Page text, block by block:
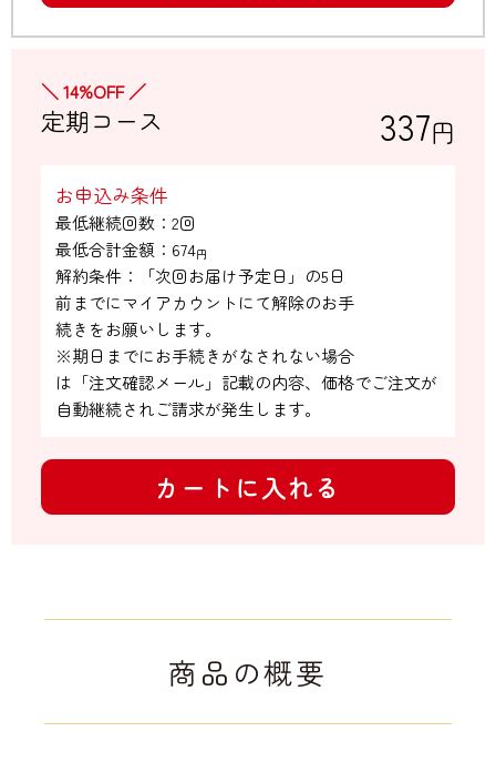
＼ 14%OFF ／
定期コース 337円
お申込み条件
最低継続回数：2回
最低合計金額： 674円
解約条件：「次回お届け予定日」の5日
前までにマイアカウントにて解除のお手
続きをお願いします。
※期日までにお手続きがなされない場合
は「注文確認メール」記載の内容、価格でご注文が
自動継続されご請求が発生します。
カートに入れる
商品の概要